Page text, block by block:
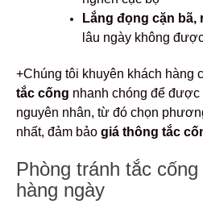
Lắng đọng cặn bã,
lâu ngày không
+Chúng tôi khuyên khách hàng
tắc cống nhanh chóng để được
nguyên nhân, từ đó chọn
nhất, đảm bảo giá thông tắc
Phòng tránh tắc
hàng ngày